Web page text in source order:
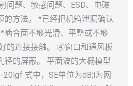
问题、敏感问题、ESD、电磁
的方法。 *已经把机箱泄漏确认
啮合面不够光滑、平整或不够
的连接接触。 ④窗口和通风板
径的屏蔽。 平面波的大概模型
20lgf 式中，SE单位为dB;l为网